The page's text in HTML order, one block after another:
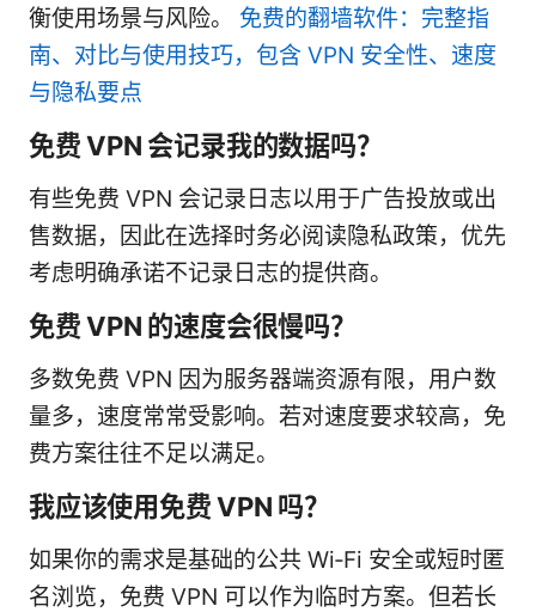
衡使用场景与风险。 免费的翻墙软件：完整指
南、对比与使用技巧，包含 VPN 安全性、速度
与隐私要点
免费 VPN 会记录我的数据吗？
有些免费 VPN 会记录日志以用于广告投放或出
售数据，因此在选择时务必阅读隐私政策，优先
考虑明确承诺不记录日志的提供商。
免费 VPN 的速度会很慢吗？
多数免费 VPN 因为服务器端资源有限，用户数
量多，速度常常受影响。若对速度要求较高，免
费方案往往不足以满足。
我应该使用免费 VPN 吗？
如果你的需求是基础的公共 Wi‑Fi 安全或短时匿
名浏览，免费 VPN 可以作为临时方案。但若长